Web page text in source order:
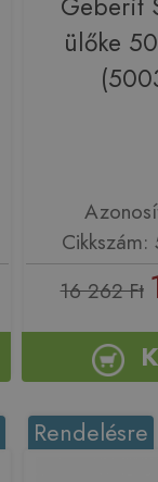
Geberit
ülőke
16 262 Ft
Rendelésre